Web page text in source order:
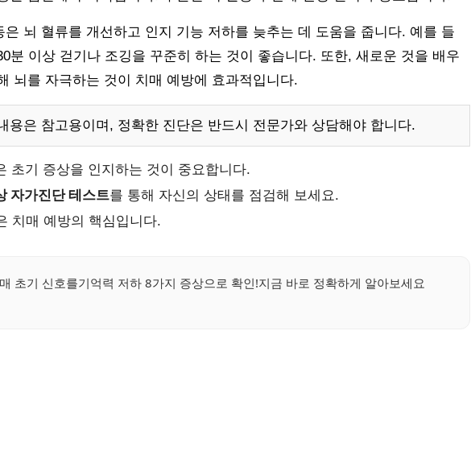
은 뇌 혈류를 개선하고 인지 기능 저하를 늦추는 데 도움을 줍니다. 예를 들
분 이상 걷기나 조깅을 꾸준히 하는 것이 좋습니다. 또한, 새로운 것을 배우
뇌를 자극하는 것이 치매 예방에 효과적입니다.
용은 참고용이며, 정확한 진단은 반드시 전문가와 상담해야 합니다.
초기 증상을 인지하는 것이 중요합니다.
자가진단 테스트를 통해 자신의 상태를 점검해 보세요.
치매 예방의 핵심입니다.
초기 신호를기억력 저하 8가지 증상으로 확인!지금 바로 정확하게 알아보세요